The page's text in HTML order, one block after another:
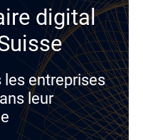
digital
entreprises
leur